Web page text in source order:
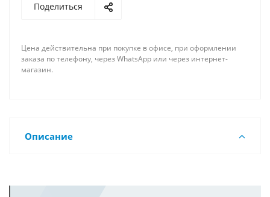
Поделиться
Цена действительна при покупке в офисе, при оформлении
заказа по телефону, через WhatsApp или через интернет-
магазин.
Описание